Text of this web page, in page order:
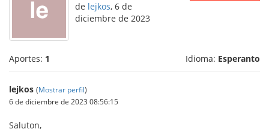
de lejkos, 6 de
diciembre de 2023
Aportes: 1 Idioma: Esperanto
lejkos (Mostrar perfil)
6 de diciembre de 2023 08:56:15
Saluton,